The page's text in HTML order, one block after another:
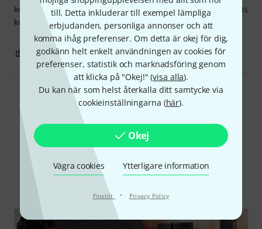
till. Detta inkluderar till exempel lämpliga
erbjudanden, personliga annonser och att
komma ihåg preferenser. Om detta är okej för dig,
godkänn helt enkelt användningen av cookies för
preferenser, statistik och marknadsföring genom
att klicka på "Okej!" (visa alla).
Du kan när som helst återkalla ditt samtycke via
cookieinställningarna (här).
Okej
Vägra cookies Ytterligare information
Finstilt · Privacy Policy
kommer att ersätta mina Nubert-högtalare. Förhoppningsvis
kommer ni att presenteras/tillkännages på mässan i Wien.
16 2 ANMÄL RECENSION
Läs alla recensioner
Visste du?
Onlineguide